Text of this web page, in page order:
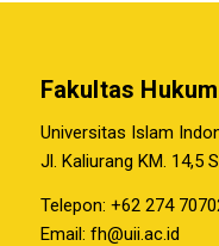
Fakultas Hukum
Universitas Islam
Jl. Kaliurang KM. 14,5
Telepon: +62 274
Email: fh@uii.ac.id